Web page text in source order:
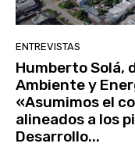
ENTREVISTAS
Humberto Solá,
Ambiente y
«Asumimos el
alineados a los
Desarrollo...